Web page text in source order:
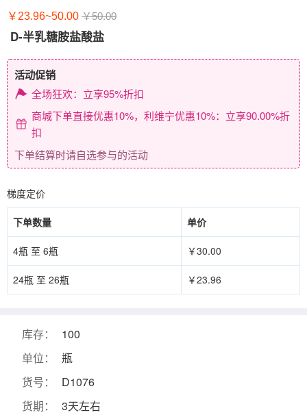
￥23.96~50.00 ￥50.00
D-半乳糖胺盐酸盐
活动促销
全场狂欢：立享95%折扣
商城下单直接优惠10%，利维宁优惠10%：立享90.00%折
扣
下单结算时请自选参与的活动
梯度定价
下单数量 单价
4瓶 至 6瓶 ￥30.00
24瓶 至 26瓶 ￥23.96
库存：
100
单位：
瓶
货号：
D1076
货期：
3天左右